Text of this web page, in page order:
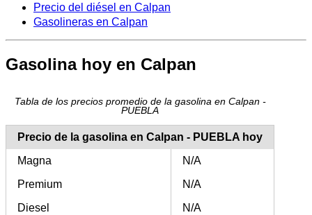
Precio del diésel en Calpan
Gasolineras en Calpan
Gasolina hoy en Calpan
Tabla de los precios promedio de la gasolina en Calpan -
PUEBLA
Precio de la gasolina en Calpan - PUEBLA hoy
Magna
N/A
Premium
N/A
Diesel
N/A